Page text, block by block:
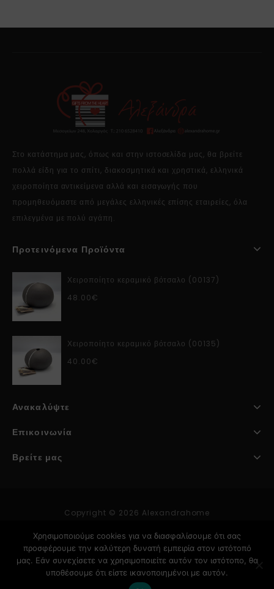
Στο κατάστημα μας, όπως και στην ιστοσελίδα μας, θα βρείτε
πολλά είδη για το σπίτι, διακοσμητικά και χρηστικά, ελληνικά
χειροποίητα αντικείμενα αλλά και εισαγωγής που
προμηθευόμαστε από μεγάλες ελληνικές επίσης εταιρείες, όλα
επιλεγμένα με πολύ αγάπη.
Προτεινόμενα Προϊόντα
Χειροποίητο κεραμικό βότσαλο (00137)
48.00€
Χειροποίητο κεραμικό βότσαλο (00135)
40.00€
Ανακαλύψτε
Επικοινωνία
Βρείτε μας
Copyright © 2026 Alexandrahome
Κατασκευή Ιστοσελίδων
Χρησιμοποιούμε cookies για να διασφαλίσουμε ότι σας
προσφέρουμε την καλύτερη δυνατή εμπειρία στον ιστότοπό
μας. Εάν συνεχίσετε να χρησιμοποιείτε αυτόν τον ιστότοπο, θα
υποθέσουμε ότι είστε ικανοποιημένοι με αυτόν.